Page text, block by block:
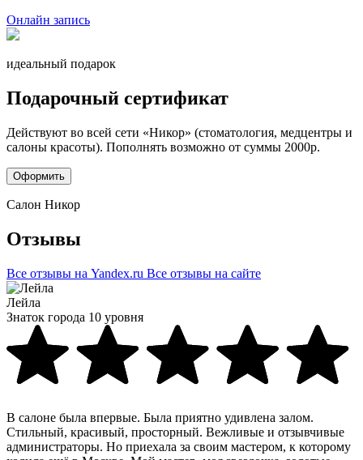
Онлайн запись
идеальный подарок
Подарочный сертификат
Действуют во всей сети «Никор» (стоматология, медцентры и
салоны красоты). Пополнять возможно от суммы 2000р.
Оформить
Салон Никор
Отзывы
Все отзывы на Yandex.ru Все отзывы на сайте
Лейла
Знаток города 10 уровня
В салоне была впервые. Была приятно удивлена залом.
Стильный, красивый, просторный. Вежливые и отзывчивые
администраторы. Но приехала за своим мастером, к которому